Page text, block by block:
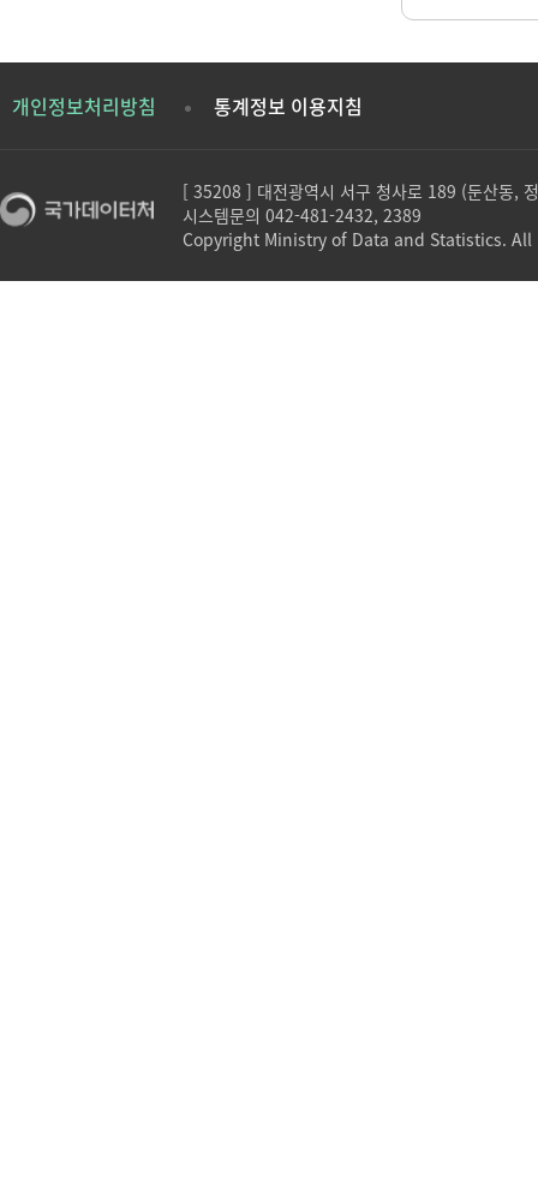
개인정보처리방침 통계정보 이용지침
[ 35208 ] 대전광역시 서구 청사로 189 (둔산동,
시스템문의 042-481-2432, 2389
Copyright Ministry of Data and Statistics.